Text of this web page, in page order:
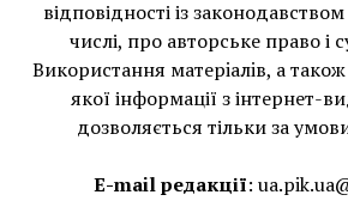
відповідності із
числі, про авторське право і
Використання матерiалiв, а
якої інформації з інтернет-
дозволяється тільки за
E-mail редакції: